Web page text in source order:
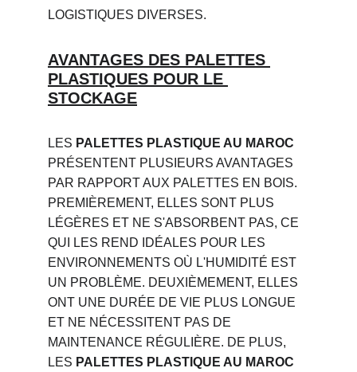
LOGISTIQUES DIVERSES.
AVANTAGES DES PALETTES
PLASTIQUES POUR LE
STOCKAGE
LES PALETTES PLASTIQUE AU MAROC
PRÉSENTENT PLUSIEURS AVANTAGES
PAR RAPPORT AUX PALETTES EN BOIS.
PREMIÈREMENT, ELLES SONT PLUS
LÉGÈRES ET NE S'ABSORBENT PAS, CE
QUI LES REND IDÉALES POUR LES
ENVIRONNEMENTS OÙ L'HUMIDITÉ EST
UN PROBLÈME. DEUXIÈMEMENT, ELLES
ONT UNE DURÉE DE VIE PLUS LONGUE
ET NE NÉCESSITENT PAS DE
MAINTENANCE RÉGULIÈRE. DE PLUS,
LES PALETTES PLASTIQUE AU MAROC